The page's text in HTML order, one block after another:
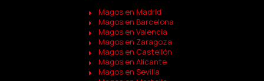
Magos en Madrid
Magos en Barcelona
Magos en Valencia
Magos en Zaragoza
Magos en Castellón
Magos en Alicante
Magos en Sevilla